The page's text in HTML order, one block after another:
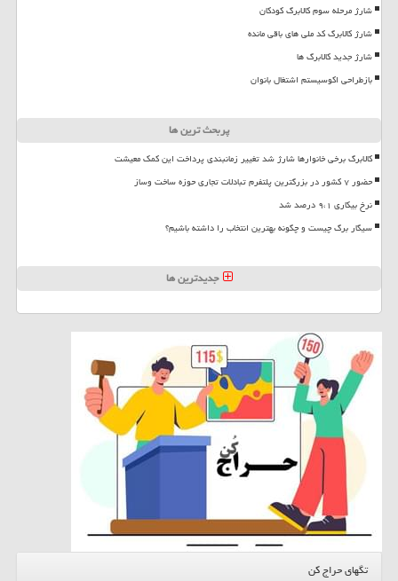
شارژ مرحله سوم کالابرگ کودکان
شارژ کالابرگ کد ملی های باقی مانده
شارژ جدید کالابرگ ها
بازطراحی اکوسیستم اشتغال بانوان
پربحث ترین ها
کالابرگ برخی خانوارها شارژ شد تغییر زمانبندی پرداخت این کمک معیشت
حضور ۷ کشور در بزرگترین پلتفرم تبادلات تجاری حوزه ساخت وساز
نرخ بیکاری ۹،۱ درصد شد
سیگار برگ چیست و چگونه بهترین انتخاب را داشته باشیم؟
جدیدترین ها
تگهای حراج کن